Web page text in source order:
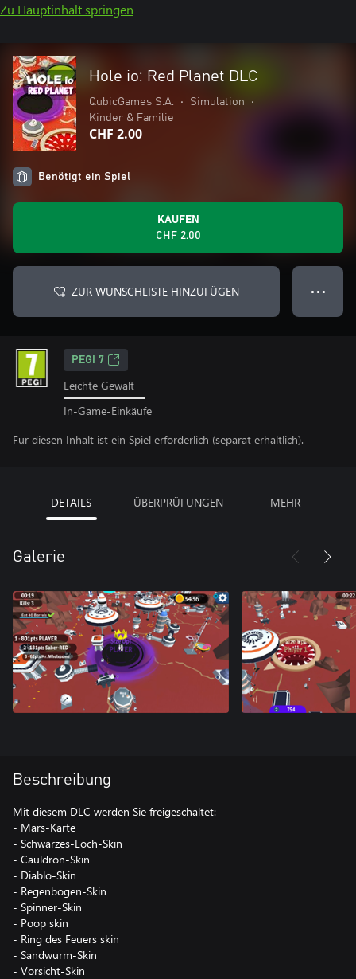
Zu Hauptinhalt springen
Hole io: Red Planet DLC
QubicGames S.A. • Simulation
•
Kinder & Familie
CHF 2.00
Benötigt ein Spiel
KAUFEN
CHF 2.00
ZUR WUNSCHLISTE HINZUFÜGEN ● ● ●
PEGI 7
Leichte Gewalt
In-Game-Einkäufe
Für diesen Inhalt ist ein Spiel erforderlich (separat erhältlich).
DETAILS ÜBERPRÜFUNGEN MEHR
Galerie
Beschreibung
Mit diesem DLC werden Sie freigeschaltet:
- Mars-Karte
- Schwarzes-Loch-Skin
- Cauldron-Skin
- Diablo-Skin
- Regenbogen-Skin
- Spinner-Skin
- Poop skin
- Ring des Feuers skin
- Sandwurm-Skin
- Vorsicht-Skin